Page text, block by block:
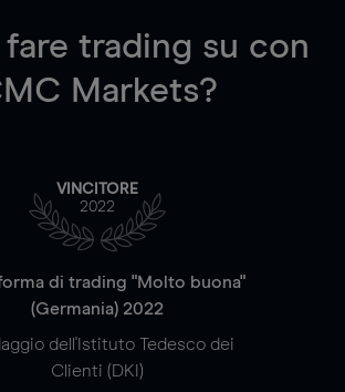
fare trading su con
Markets?
VINCITORE
2022
di trading "Molto buona"
(Germania) 2022
dell'Istituto Tedesco dei
Clienti (DKI)